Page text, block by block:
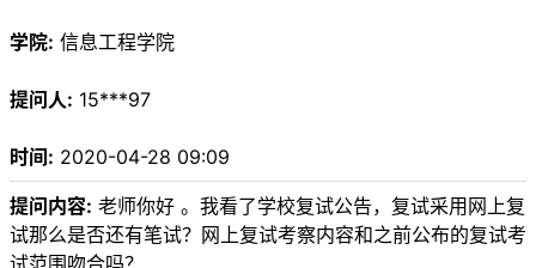
学院: 信息工程学院
提问人: 15***97
时间: 2020-04-28 09:09
提问内容: 老师你好 。我看了学校复试公告，复试采用网上复
试那么是否还有笔试？网上复试考察内容和之前公布的复试考